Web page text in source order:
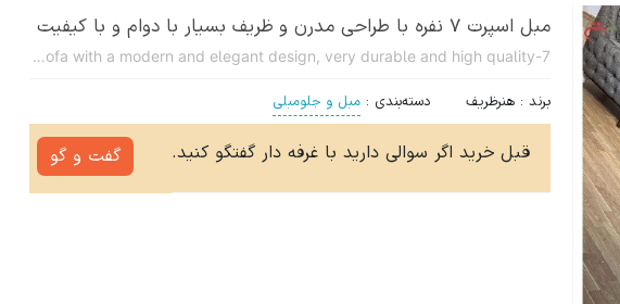
مبل اسپرت 7 نفره با طراحی مدرن و ظریف بسیار با دوام و با کیفیت
7-seater sports sofa with a modern and elegant design, very durable and high quality
برند :هنرظریف دسته‌بندی :مبل و جلومبلی
قبل خرید اگر سوالی دارید با غرفه دار گفتگو کنید. گفت و گو